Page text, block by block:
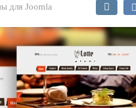
для Joomla